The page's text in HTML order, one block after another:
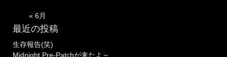
« 6月
最近の投稿
生存報告(笑)
Midnight Pre-Patchが来たよ～